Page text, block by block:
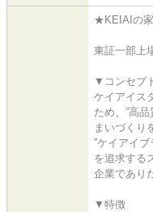
★KEIAIの
東証一部上
▼コンセプ
ケイアイス
ため、”高
まいづくり
”ケイアイ
を追求する
企業であり
▼特徴